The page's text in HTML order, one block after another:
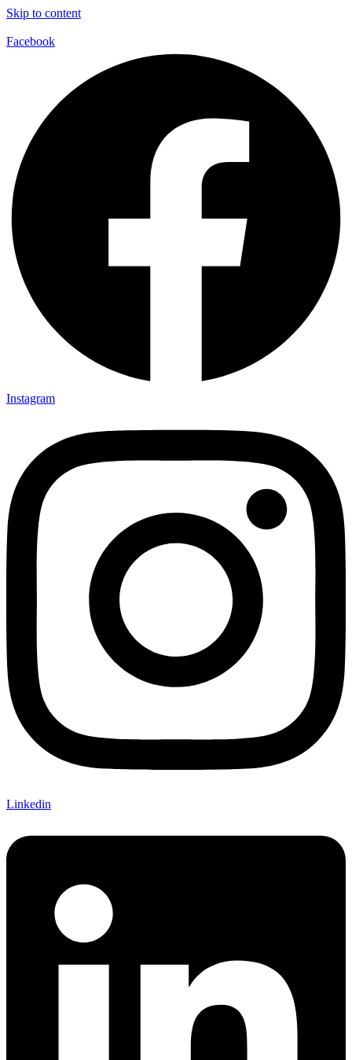
Skip to content
Facebook
Instagram
Linkedin